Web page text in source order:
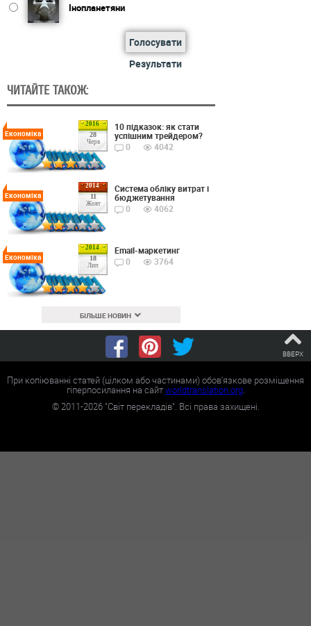
Інопланетяни
Голосувати
Результати
ЧИТАЙТЕ ТАКОЖ:
2016
28
Черв
Економіка
10 підказок: як стати
успішним трейдером?
0
4042
2014
11
Жовт
Економіка
Cистема обліку витрат і
бюджетування
0
4062
2014
18
Лип
Економіка
Email-маркетинг
0
3764
БІЛЬШЕ НОВИН
ВВЕРХ
При копіюванні статей (цілком або частинами) обов'язкове розміщення
гіперпосилання на сайтworldtranslation.org.
©2011-2026"Світ перекладів". Всі права захищені.